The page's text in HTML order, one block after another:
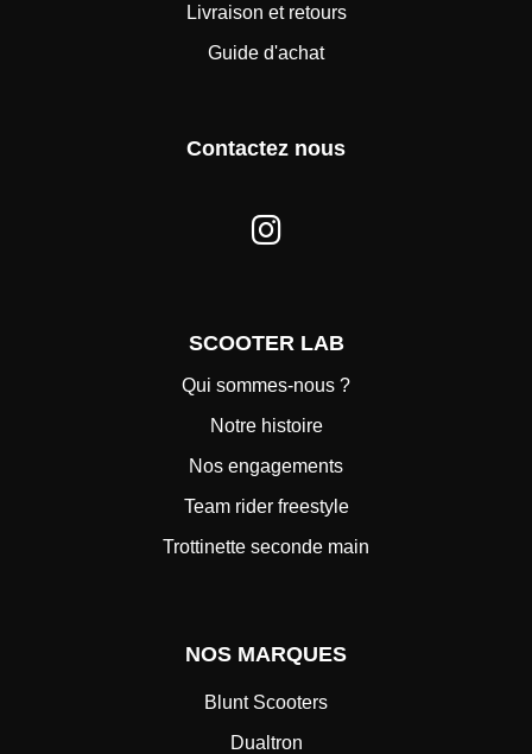
Livraison et retours
Guide d'achat
Contactez nous
SCOOTER LAB
Qui sommes-nous ?
Notre histoire
Nos engagements
Team rider freestyle
Trottinette seconde main
NOS MARQUES
Blunt Scooters
Dualtron